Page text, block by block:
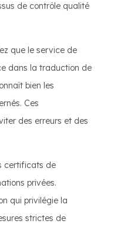
de contrôle qualité
que le service de
dans la traduction de
bien les
Ces
des erreurs et des
certificats de
privées.
qui privilégie la
strictes de